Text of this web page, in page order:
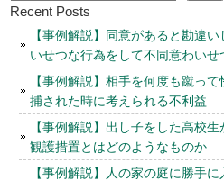
Recent Posts
【事例解説】同意があると勘違
いせつな行為をして不同意わいせ
【事例解説】相手を何度も蹴っ
捕された時に考えられる不利益
【事例解説】出し子をした高校
観護措置とはどのようなものか
【事例解説】人の家の庭に勝手